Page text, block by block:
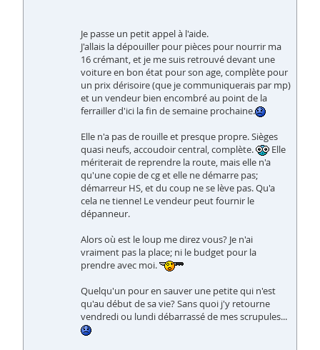
Je passe un petit appel à l'aide.
J'allais la dépouiller pour pièces pour nourrir ma
16 crémant, et je me suis retrouvé devant une
voiture en bon état pour son age, complète pour
un prix dérisoire (que je communiquerais par mp)
et un vendeur bien encombré au point de la
ferrailler d'ici la fin de semaine prochaine.
Elle n'a pas de rouille et presque propre. Sièges
quasi neufs, accoudoir central, complète.
Elle
mériterait de reprendre la route, mais elle n'a
qu'une copie de cg et elle ne démarre pas;
démarreur HS, et du coup ne se lève pas. Qu'a
cela ne tienne! Le vendeur peut fournir le
dépanneur.
Alors où est le loup me direz vous? Je n'ai
vraiment pas la place; ni le budget pour la
prendre avec moi.
Quelqu'un pour en sauver une petite qui n'est
qu'au début de sa vie? Sans quoi j'y retourne
vendredi ou lundi débarrassé de mes scrupules...